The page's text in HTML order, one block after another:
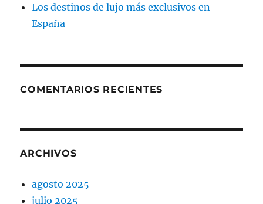
Los destinos de lujo más exclusivos en
España
COMENTARIOS RECIENTES
ARCHIVOS
agosto 2025
julio 2025